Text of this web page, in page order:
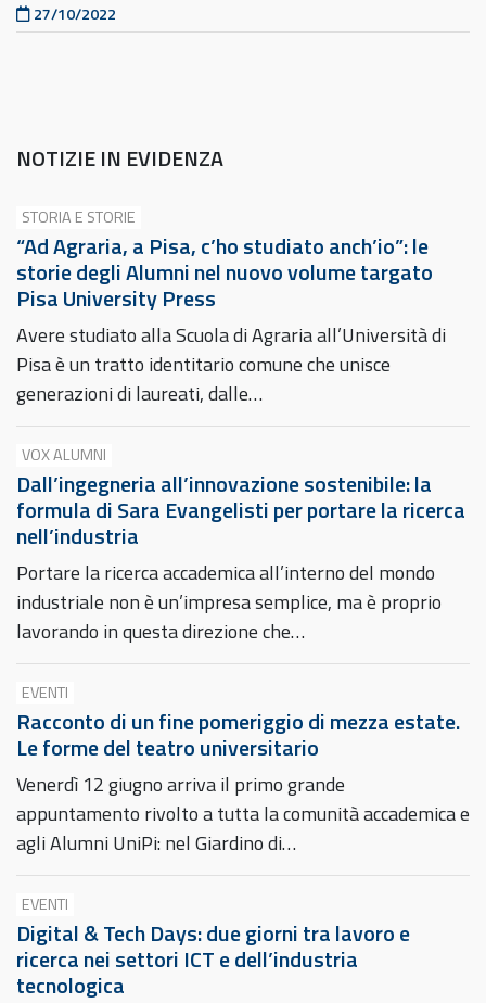
Pubblicato il
27/10/2022
NOTIZIE IN EVIDENZA
STORIA E STORIE
“Ad Agraria, a Pisa, c’ho studiato anch’io”: le
storie degli Alumni nel nuovo volume targato
Pisa University Press
Avere studiato alla Scuola di Agraria all’Università di
Pisa è un tratto identitario comune che unisce
generazioni di laureati, dalle…
VOX ALUMNI
Dall’ingegneria all’innovazione sostenibile: la
formula di Sara Evangelisti per portare la ricerca
nell’industria
Portare la ricerca accademica all’interno del mondo
industriale non è un’impresa semplice, ma è proprio
lavorando in questa direzione che…
EVENTI
Racconto di un fine pomeriggio di mezza estate.
Le forme del teatro universitario
Venerdì 12 giugno arriva il primo grande
appuntamento rivolto a tutta la comunità accademica e
agli Alumni UniPi: nel Giardino di…
EVENTI
Digital & Tech Days: due giorni tra lavoro e
ricerca nei settori ICT e dell’industria
tecnologica